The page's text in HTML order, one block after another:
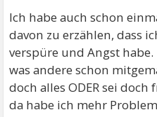
Ich habe auch schon
davon zu erzählen, dass
verspüre und Angst
was andere schon
doch alles ODER sei doch
da habe ich mehr